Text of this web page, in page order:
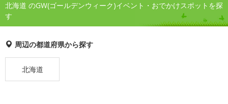
北海道 のGW(ゴールデンウィーク)イベント・おでかけスポットを探
す
周辺の都道府県から探す
北海道